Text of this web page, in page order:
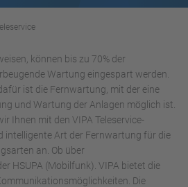
können bis zu 70% der
Wartung eingespart werden.
ist die Fernwartung, mit der eine
und Wartung der Anlagen möglich ist.
Ihnen mit den VIPA Teleservice-
intelligente Art der Fernwartung für die
an. Ob über
HSUPA (Mobilfunk). VIPA bietet die
Die